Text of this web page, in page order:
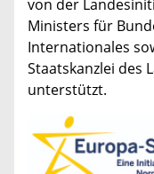
von der
Ministers für
Internationales
Staatskanzlei des
unterstützt.